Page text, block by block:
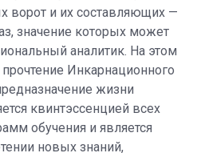
ворот и их составляющих —
значение которых может
аналитик. На этом
Инкарнационного
жизни
квинтэссенцией всех
обучения и является
новых знаний,